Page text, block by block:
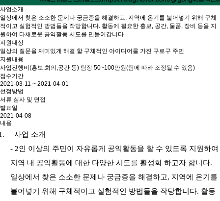
사업소개
일상에서 찾은 소소한 문제나 궁금증을 해결하고, 지역에 온기를 불어넣기 위해 구체
적이고 실험적인 방법들을 작당합니다. 활동에 필요한 홍보, 공간, 물품, 장비 등을 지
원하여 다채로운 공익활동 시도를 만들어갑니다.
지원대상
일상의 질문을 재미있게 해결 할 구체적인 아이디어를 가진 구로구 주민
지원내용
사업진행비(홍보,회의,공간 등) 팀장 50~100만원(팀에 따라 조정될 수 있음)
접수기간
2021-03-11 ~ 2021-04-01
선정방법
서류 심사 및 면접
발표일
2021-04-08
내용
사업 소개
- 2인 이상의 주민이 자유롭게 공익활동을 할 수 있도록 지원하여
지역 내 공익활동에 대한 다양한 시도를 활성화 하고자 합니다.
일상에서 찾은 소소한 문제나 궁금증을 해결하고, 지역에 온기를
불어넣기 위해 구체적이고 실험적인 방법들을 작당합니다. 활동